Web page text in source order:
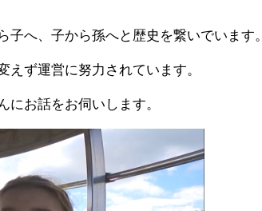
へ、子から孫へと歴史を繋いでいます。
ず運営に努力されています。
お話をお伺いします。